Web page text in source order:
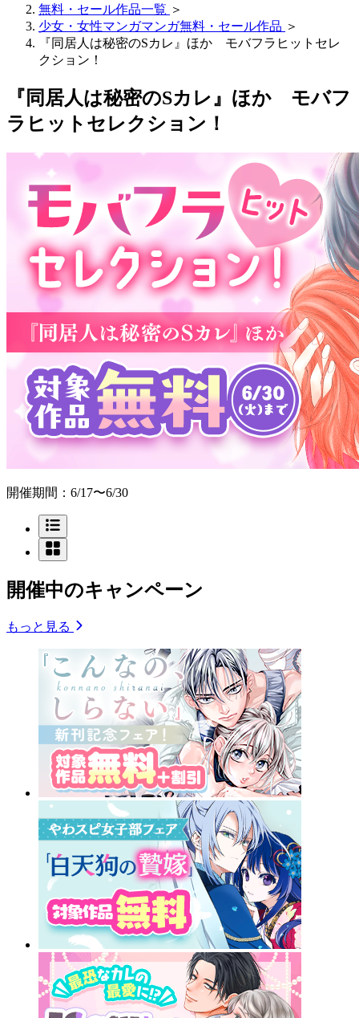
無料・セール作品一覧 ＞
少女・女性マンガマンガ無料・セール作品 ＞
『同居人は秘密のSカレ』ほか モバフラヒットセレ
クション！
『同居人は秘密のSカレ』ほか モバフ
ラヒットセレクション！
開催期間：6/17〜6/30
開催中のキャンペーン
もっと見る